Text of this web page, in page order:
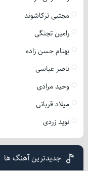
مجتبی ترکاشوند
رامین تجنگی
بهنام حسن زاده
ناصر عباسی
وحید مرادی
میلاد قربانی
نوید زردی
جدیدترین آهنگ ها